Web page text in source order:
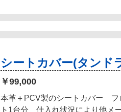
シートカバー(タン
￥99,000
本革＋PCV製のシートカバー フ
ト1台分 仕入れ状況により他メ